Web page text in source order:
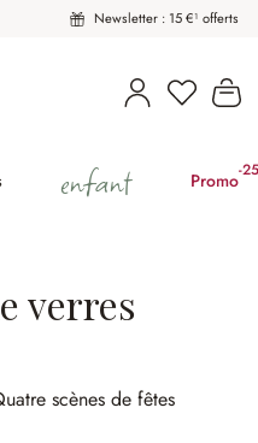
Newsletter : 15 €¹ offerts
Vous
enfant Promo-
verres
scènes de fêtes